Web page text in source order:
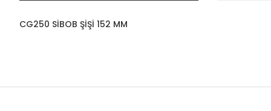
CG250 SİBOB ŞİŞİ 152 MM